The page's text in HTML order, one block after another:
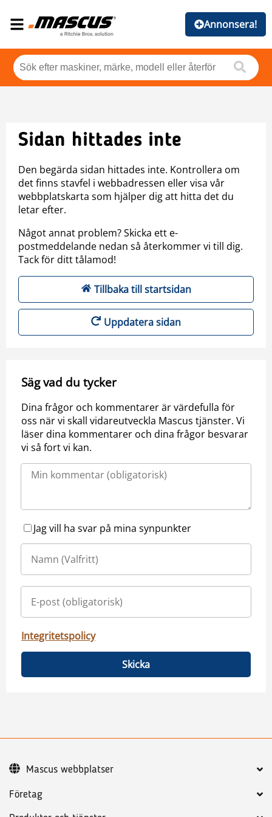
Annonsera!
Sidan hittades inte
Den begärda sidan hittades inte. Kontrollera om
det finns stavfel i webbadressen eller visa vår
webbplatskarta som hjälper dig att hitta det du
letar efter.
Något annat problem? Skicka ett e-
postmeddelande nedan så återkommer vi till dig.
Tack för ditt tålamod!
Tillbaka till startsidan
Uppdatera sidan
Säg vad du tycker
Dina frågor och kommentarer är värdefulla för
oss när vi skall vidareutveckla Mascus tjänster. Vi
läser dina kommentarer och dina frågor besvarar
vi så fort vi kan.
Jag vill ha svar på mina synpunkter
Integritetspolicy
Skicka
Företag
Mascus webbplatser